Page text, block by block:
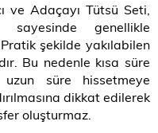
Adaçayı Tütsü Seti,
genellikle
şekilde yakılabilen
Bu nedenle kısa süre
süre hissetmeye
dikkat edilerek
oluşturmaz.